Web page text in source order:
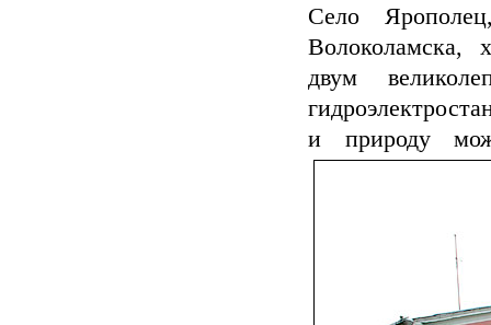
Село
Волоколамска,
двум
и природу